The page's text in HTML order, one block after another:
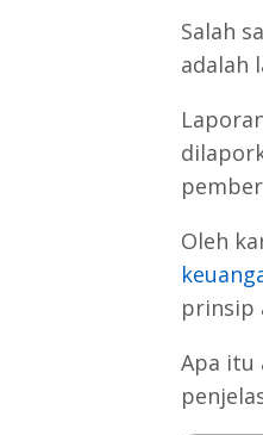
Salah
adalah
Oleh
prinsip
Apa itu